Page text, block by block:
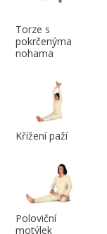
Torze s
pokrčenýma
nohama
Křížení paží
Poloviční
motýlek